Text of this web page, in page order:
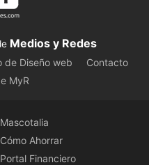
Medios y Redes
de Diseño web
Contacto
MyR
Mascotalia
Cómo Ahorrar
Portal Financiero